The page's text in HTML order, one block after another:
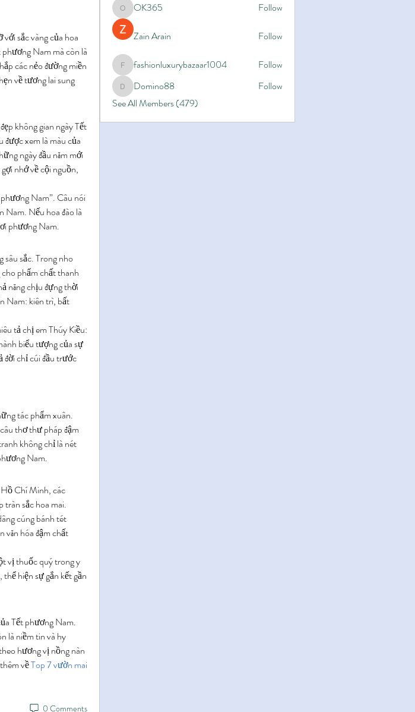
sắc vàng của hoa
Nam mà còn là
các nẻo đường miền
về tương lai sung
không gian ngày Tết
được xem là màu của
ngày đầu năm mới
nhớ về cội nguồn,
Nam”. Câu nói
Nam. Nếu hoa đào là
phương Nam.
sắc. Trong nho
phẩm chất thanh
năng chịu đựng thời
Nam: kiên trì, bất
tả chị em Thúy Kiều:
biểu tượng của sự
đời chỉ cúi đầu trước
tác phẩm xuân.
thơ thư pháp đậm
không chỉ là nét
Nam.
Hồ Chí Minh, các
sắc hoa mai.
cúng bánh tét
văn hóa đậm chất
vị thuốc quý trong y
hiện sự gắn kết gần
Tết phương Nam.
là niềm tin và hy
hương vị nồng nàn
về Top 7 vườn mai
0 Comments
OK365OK365 Follow
Zain Arain Follow
fashionluxurybazaar1004
fashionluxurybazaar1004 Follow
Domino88
Domino88
Follow
See All Members (479)